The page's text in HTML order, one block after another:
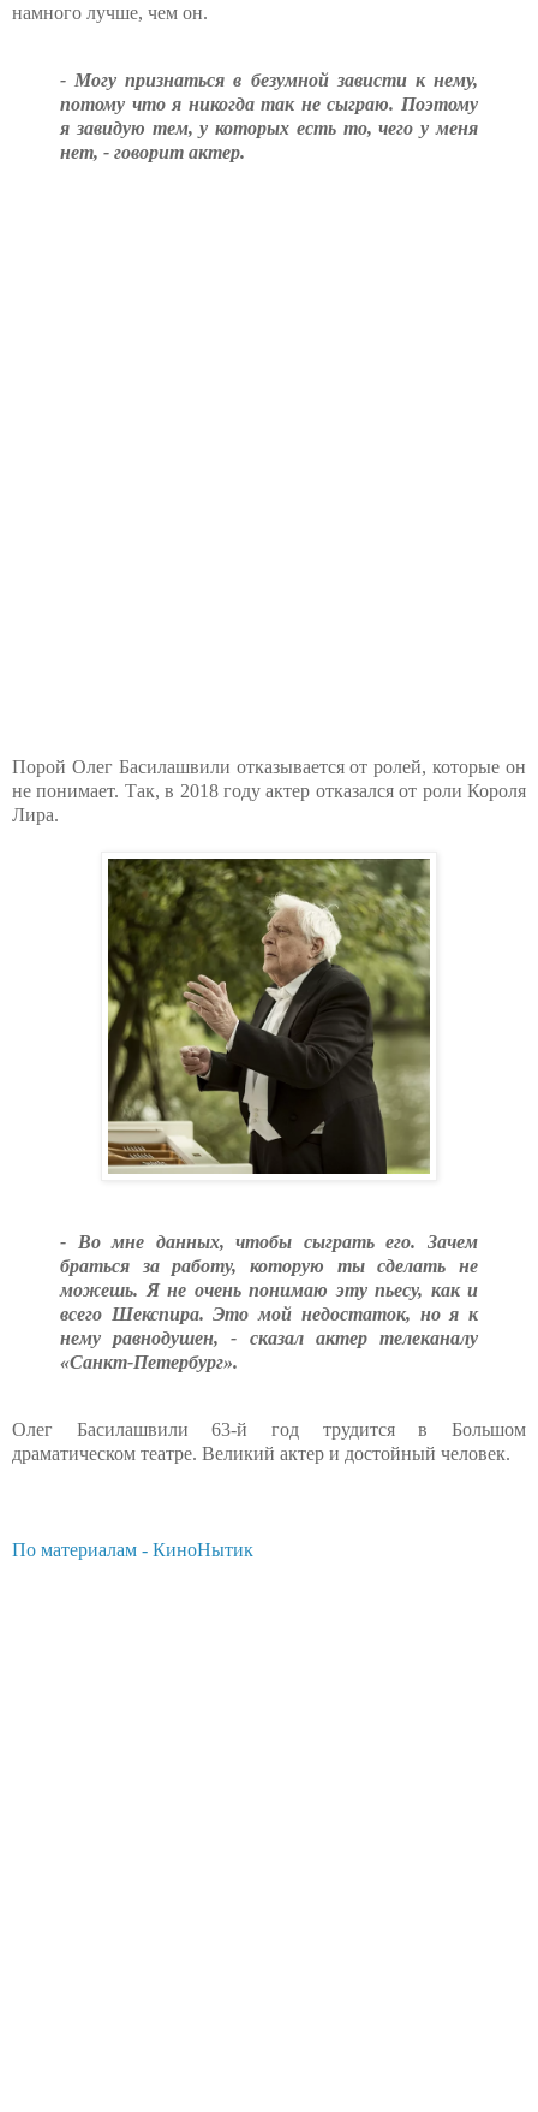
намного лучше, чем он.
- Могу признаться в безумной зависти к нему,
потому что я никогда так не сыграю. Поэтому
я завидую тем, у которых есть то, чего у меня
нет, - говорит актер.
Порой Олег Басилашвили отказывается от ролей, которые он
не понимает. Так, в 2018 году актер отказался от роли Короля
Лира.
- Во мне данных, чтобы сыграть его. Зачем
браться за работу, которую ты сделать не
можешь. Я не очень понимаю эту пьесу, как и
всего Шекспира. Это мой недостаток, но я к
нему равнодушен, - сказал актер телеканалу
«Санкт-Петербург».
Олег Басилашвили 63-й год трудится в Большом
драматическом театре. Великий актер и достойный человек.
По материалам - КиноНытик